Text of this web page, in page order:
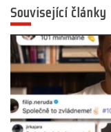
Související články